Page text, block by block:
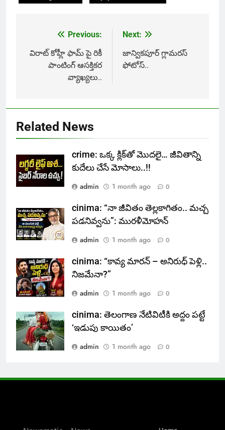
navigation
Previous:
విరాట్ కోహ్లీ ఫామ్ పై రికీ
పాంటింగ్ ఆసక్తికర
వ్యాఖ్యలు..
Next:
జాన్వికపూర్ గ్లామరస్
ఫోటోస్..
Related News
crime: ఒక్క క్లిక్‌తో మొదలై… జీవితాన్ని
కుదేలు చేసే మోసాలు..!!
admin
1 month ago 0
cinima: “నా జీవితం తెల్లకాగితం.. మచ్చ
పడనివ్వను”: మురళీమోహన్
admin
1 month ago 0
cinima: “కావ్య మారన్ – అనిరుధ్ పెళ్లి..
నిజమేనా?”
admin
1 month ago 0
cinima: తెలంగాణ నేటివిటీకి అద్దం పట్టే
‘ఇడుపు కాయితం’
admin
1 month ago 0